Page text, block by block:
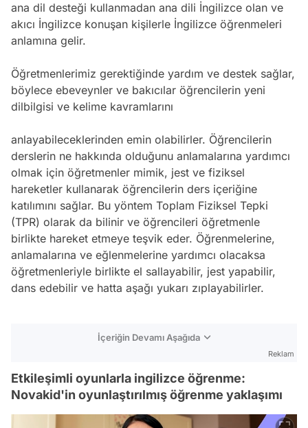
ana dil desteği kullanmadan ana dili İngilizce olan ve
akıcı İngilizce konuşan kişilerle İngilizce öğrenmeleri
anlamına gelir.
Öğretmenlerimiz gerektiğinde yardım ve destek sağlar,
böylece ebeveynler ve bakıcılar öğrencilerin yeni
dilbilgisi ve kelime kavramlarını
anlayabileceklerinden emin olabilirler. Öğrencilerin
derslerin ne hakkında olduğunu anlamalarına yardımcı
olmak için öğretmenler mimik, jest ve fiziksel
hareketler kullanarak öğrencilerin ders içeriğine
katılımını sağlar. Bu yöntem Toplam Fiziksel Tepki
(TPR) olarak da bilinir ve öğrencileri öğretmenle
birlikte hareket etmeye teşvik eder. Öğrenmelerine,
anlamalarına ve eğlenmelerine yardımcı olacaksa
öğretmenleriyle birlikte el sallayabilir, jest yapabilir,
dans edebilir ve hatta aşağı yukarı zıplayabilirler.
İçeriğin Devamı Aşağıda
Reklam
Etkileşimli oyunlarla ingilizce öğrenme:
Novakid'in oyunlaştırılmış öğrenme yaklaşımı